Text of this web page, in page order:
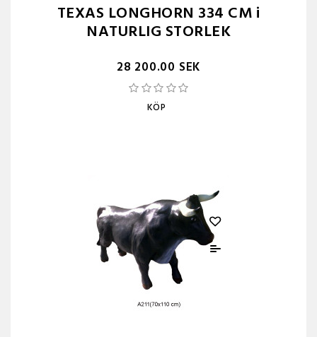
TEXAS LONGHORN 334 CM i
NATURLIG STORLEK
28 200.00 SEK
KÖP